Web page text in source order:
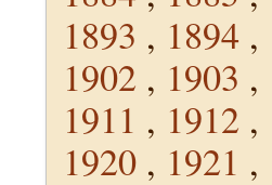
1893 , 1894 ,
1902 , 1903 ,
1911 , 1912 ,
1920 , 1921 ,